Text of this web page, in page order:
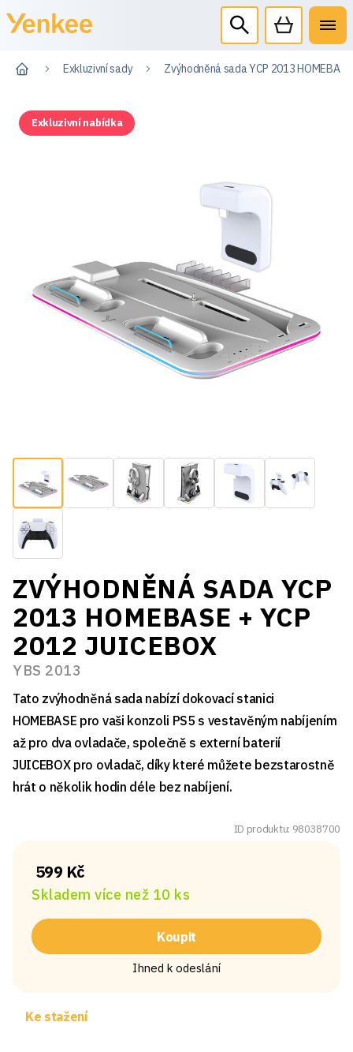
Exkluzivní sady Zvýhodněná sada YCP 2013
Exkluzivní nabídka
ZVÝHODNĚNÁ SADA YCP
2013 HOMEBASE + YCP
2012 JUICEBOX
YBS 2013
Tato zvýhodněná sada nabízí dokovací stanici
HOMEBASE pro vaši konzoli PS5 s vestavěným nabíjením
až pro dva ovladače, společně s externí baterií
JUICEBOX pro ovladač, díky které můžete bezstarostně
hrát o několik hodin déle bez nabíjení.
ID produktu: 98038700
599 Kč
Skladem více než 10 ks
Koupit
Ihned k odeslání
Ke stažení